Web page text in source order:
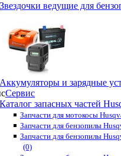
Звездочки ведущие для
Аккумуляторы и зарядные
Сервис
Каталог запасных частей
Запчасти для мотокосы
Запчасти для бензопилы
Запчасти для бензопилы
(0)